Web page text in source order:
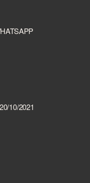
10/2021